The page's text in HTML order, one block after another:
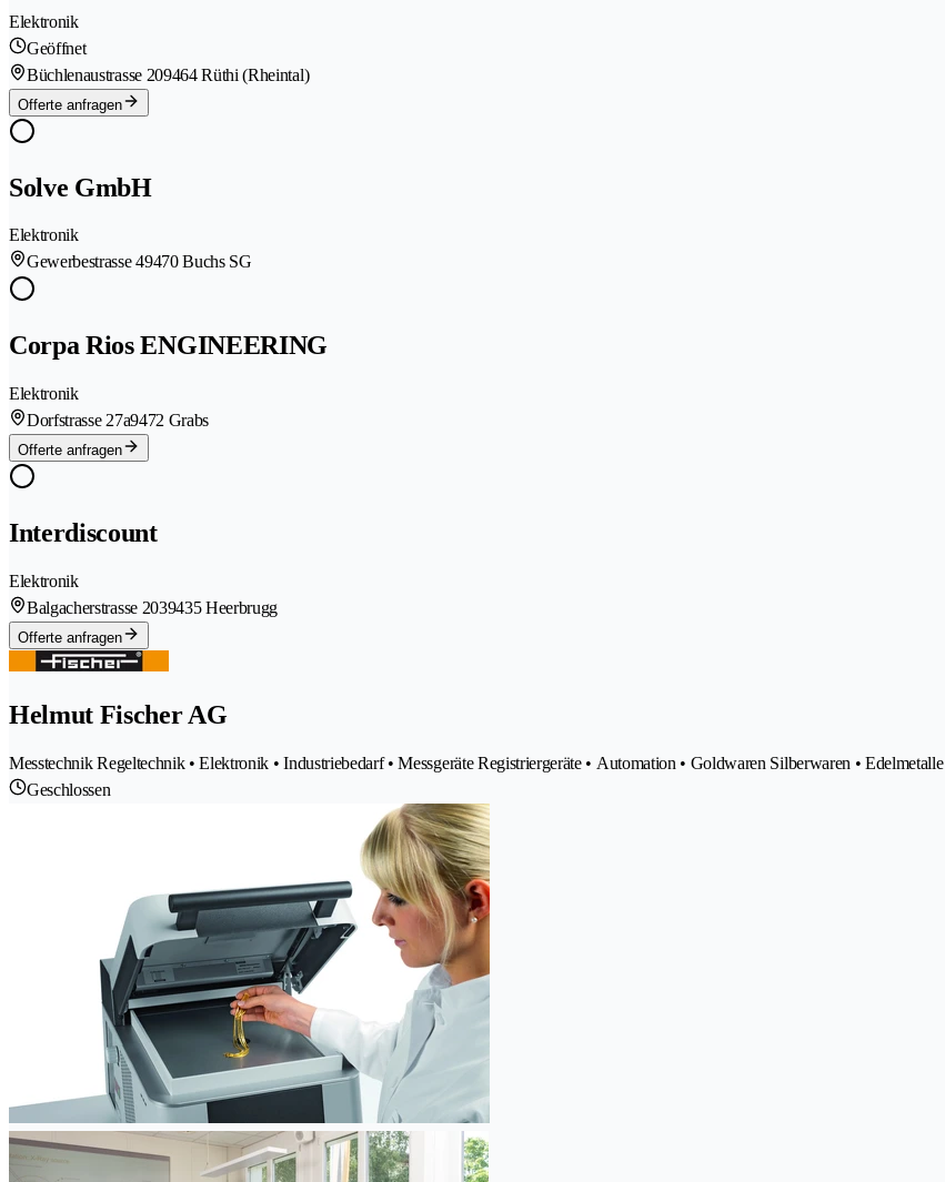
Elektronik
Geöffnet
Büchlenaustrasse 209464 Rüthi (Rheintal)
Offerte anfragen
Solve GmbH
Elektronik
Gewerbestrasse 49470 Buchs SG
Corpa Rios ENGINEERING
Elektronik
Dorfstrasse 27a9472 Grabs
Offerte anfragen
Interdiscount
Elektronik
Balgacherstrasse 2039435 Heerbrugg
Offerte anfragen
Helmut Fischer AG
Messtechnik Regeltechnik • Elektronik • Industriebedarf • Messgeräte Registriergeräte • Automation • Goldwaren Silberwaren • Edelmetalle
Geschlossen